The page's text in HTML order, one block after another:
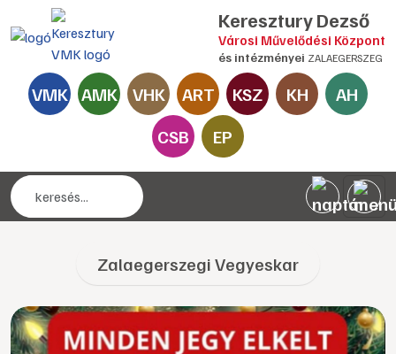
Keresztury Dezső
Városi Művelődési Központ
és intézményei ZALAEGERSZEG
VMK AMK VHK ART KSZ KH
AH
CSB
EP
Zalaegerszegi Vegyeskar